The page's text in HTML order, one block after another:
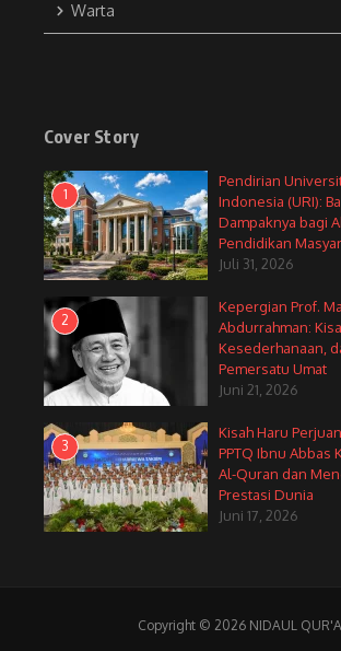
Warta
Cover Story
1
Pendirian
Indonesia (URI):
Dampaknya bagi
Pendidikan
Juli 31, 2026
2
Kepergian Prof.
Abdurrahman:
Kesederhanaan,
Pemersatu Umat
Juni 21, 2026
3
Kisah Haru
PPTQ Ibnu Abbas
Al-Quran dan
Prestasi Dunia
Juni 17, 2026
Copyright © 2026 NIDAUL